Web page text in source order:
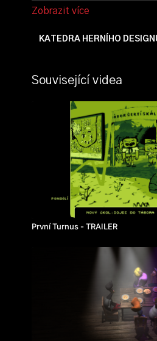
mstí za jejich pokleslou
musí vydobýt zpět řeč, řešit
nastolit světu vlastní diktát.
autorka:Kateřina
ročník: 1.
rok výroby: 2022
KATEDRA HERNÍHO
Související videa
První Turnus - TRAILER